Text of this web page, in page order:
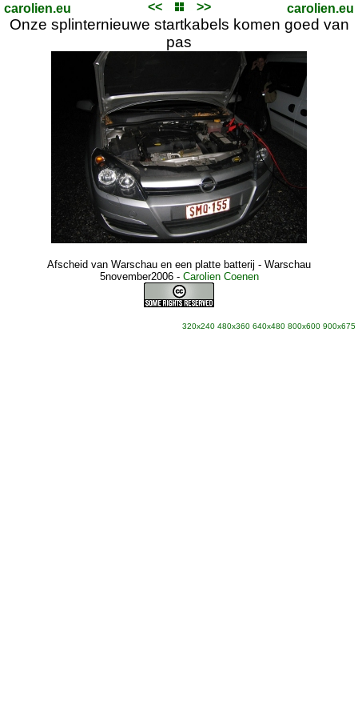
carolien.eu << >> carolien.eu
Onze splinternieuwe startkabels komen goed van
pas
Afscheid van Warschau en een platte batterij - Warschau
5november2006- Carolien Coenen
320x240 480x360 640x480 800x600 900x675